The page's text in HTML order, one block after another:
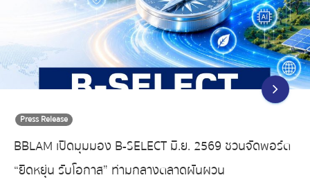
Press Release
BBLAM เปิดมุมมอง B-SELECT มิ.ย. 2569 ชวนจัดพอร์ต
“ยืดหยุ่น รับโอกาส” ท่ามกลางตลาดผันผวน